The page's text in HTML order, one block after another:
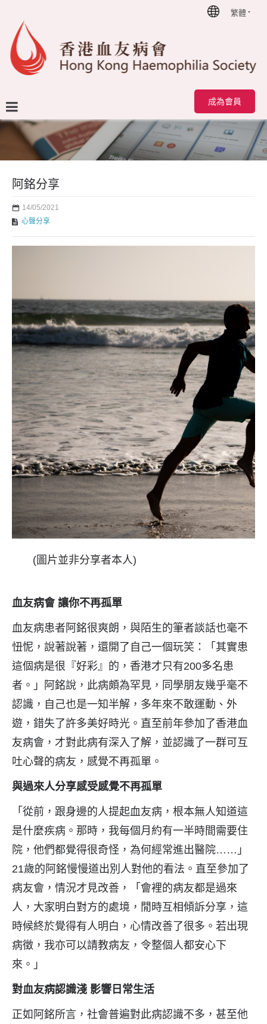
繁體
成為會員
阿銘分享
14/05/2021
心聲分享
(圖片並非分享者本人)
血友病會 讓你不再孤單
血友病患者阿銘很爽朗，與陌生的筆者談話也毫不
忸怩，說著說著，還開了自己一個玩笑：「其實患
這個病是很『好彩』的，香港才只有200多名患
者。」阿銘說，此病頗為罕見，同學朋友幾乎毫不
認識，自己也是一知半解，多年來不敢運動、外
遊，錯失了許多美好時光。直至前年參加了香港血
友病會，才對此病有深入了解，並認識了一群可互
吐心聲的病友，感覺不再孤單。
與過來人分享感受感覺不再孤單
「從前，跟身邊的人提起血友病，根本無人知道這
是什麼疾病。那時，我每個月約有一半時間需要住
院，他們都覺得很奇怪，為何經常進出醫院……」
21歲的阿銘慢慢道出別人對他的看法。直至參加了
病友會，情況才見改善，「會裡的病友都是過來
人，大家明白對方的處境，閒時互相傾訴分享，這
時候終於覺得有人明白，心情改善了很多。若出現
病徵，我亦可以請教病友，令整個人都安心下
來。」
對血友病認識淺 影響日常生活
正如阿銘所言，社會普遍對此病認識不多，甚至他